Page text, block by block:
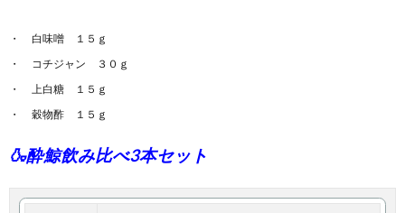
白味噌 １５ｇ
コチジャン ３０ｇ
上白糖 １５ｇ
穀物酢 １５ｇ
🍶酔鯨飲み比べ3本セット